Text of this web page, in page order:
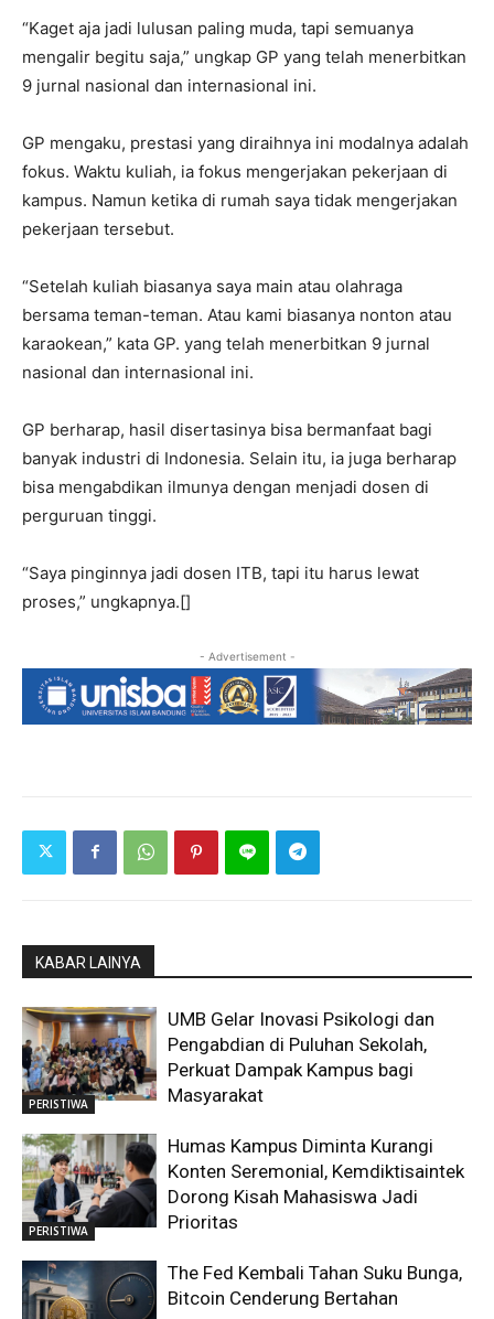
“Kaget aja jadi lulusan paling muda, tapi semuanya
mengalir begitu saja,” ungkap GP yang telah menerbitkan
9 jurnal nasional dan internasional ini.
GP mengaku, prestasi yang diraihnya ini modalnya adalah
fokus. Waktu kuliah, ia fokus mengerjakan pekerjaan di
kampus. Namun ketika di rumah saya tidak mengerjakan
pekerjaan tersebut.
“Setelah kuliah biasanya saya main atau olahraga
bersama teman-teman. Atau kami biasanya nonton atau
karaokean,” kata GP. yang telah menerbitkan 9 jurnal
nasional dan internasional ini.
GP berharap, hasil disertasinya bisa bermanfaat bagi
banyak industri di Indonesia. Selain itu, ia juga berharap
bisa mengabdikan ilmunya dengan menjadi dosen di
perguruan tinggi.
“Saya pinginnya jadi dosen ITB, tapi itu harus lewat
proses,” ungkapnya.[]
- Advertisement -
KABAR LAINYA
PERISTIWA
UMB Gelar Inovasi Psikologi dan
Pengabdian di Puluhan Sekolah,
Perkuat Dampak Kampus bagi
Masyarakat
PERISTIWA
Humas Kampus Diminta Kurangi
Konten Seremonial, Kemdiktisaintek
Dorong Kisah Mahasiswa Jadi
Prioritas
The Fed Kembali Tahan Suku Bunga,
Bitcoin Cenderung Bertahan